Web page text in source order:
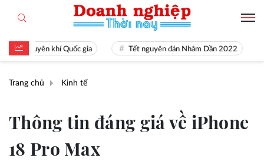
nguyên khí Quốc gia Tết nguyên đán Nhâm Dần 2022
Trang chủ Kinh tế
Thông tin đáng giá về iPhone
18 Pro Max